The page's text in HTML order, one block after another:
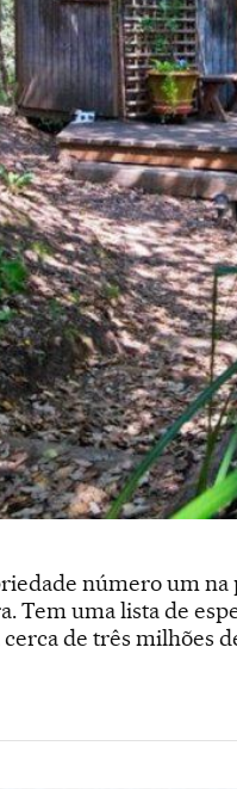
número um na
Tem uma lista de
de três milhões